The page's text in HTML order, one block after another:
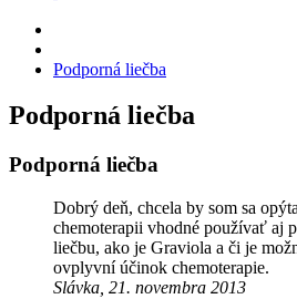
Podporná liečba
Podporná liečba
Podporná liečba
Dobrý deň, chcela by som sa
chemoterapii vhodné používať aj
liečbu, ako je Graviola a či je
ovplyvní účinok chemoterapie.
Slávka, 21. novembra 2013